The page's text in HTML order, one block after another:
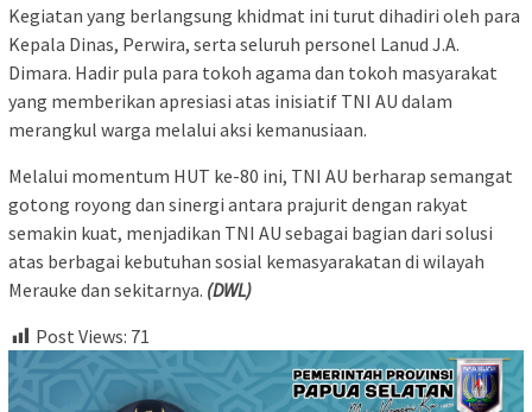
Kegiatan yang berlangsung khidmat ini turut dihadiri oleh para
Kepala Dinas, Perwira, serta seluruh personel Lanud J.A.
Dimara. Hadir pula para tokoh agama dan tokoh masyarakat
yang memberikan apresiasi atas inisiatif TNI AU dalam
merangkul warga melalui aksi kemanusiaan.
Melalui momentum HUT ke-80 ini, TNI AU berharap semangat
gotong royong dan sinergi antara prajurit dengan rakyat
semakin kuat, menjadikan TNI AU sebagai bagian dari solusi
atas berbagai kebutuhan sosial kemasyarakatan di wilayah
Merauke dan sekitarnya. (DWL)
Post Views: 71